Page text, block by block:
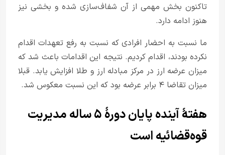
تاکنون بخش مهمی از آن شفاف‌سازی شده و بخشی‌ نیز
هنوز ادامه دارد.
ما نسبت به احضار افرادی که نسبت به رفع تعهدات اقدام
نکرده بودند، اقدام کردیم. نتیجه این اقدامات باعث شد که
میزان عرضه ارز در مرکز مبادله ارز و طلا افزایش یابد. قبلا
میزان تقاضا ۴ برابر عرضه بود که این نسبت معکوس شد.
هفتهٔ آینده پایان دورهٔ ۵ ساله مدیریت
قوه‌قضائیه است